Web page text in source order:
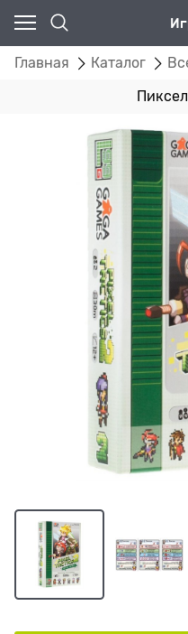
Главная Каталог